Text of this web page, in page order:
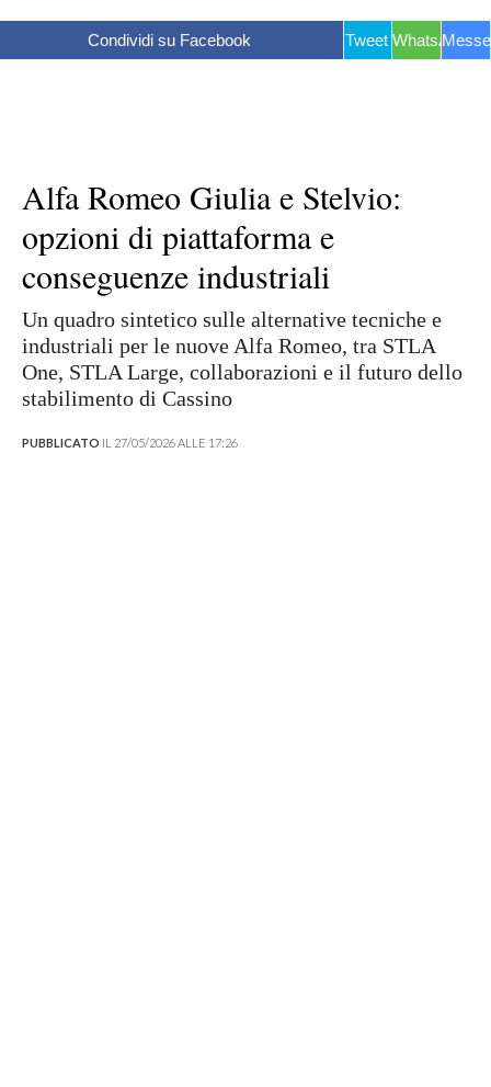
Condividi su Facebook Tweet WhatsApp
Alfa Romeo Giulia e Stelvio:
opzioni di piattaforma e
conseguenze industriali
Un quadro sintetico sulle alternative tecniche e
industriali per le nuove Alfa Romeo, tra STLA
One, STLA Large, collaborazioni e il futuro dello
stabilimento di Cassino
PUBBLICATO IL 27/05/2026 ALLE 17:26